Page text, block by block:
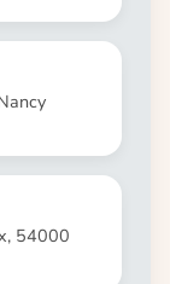
54000